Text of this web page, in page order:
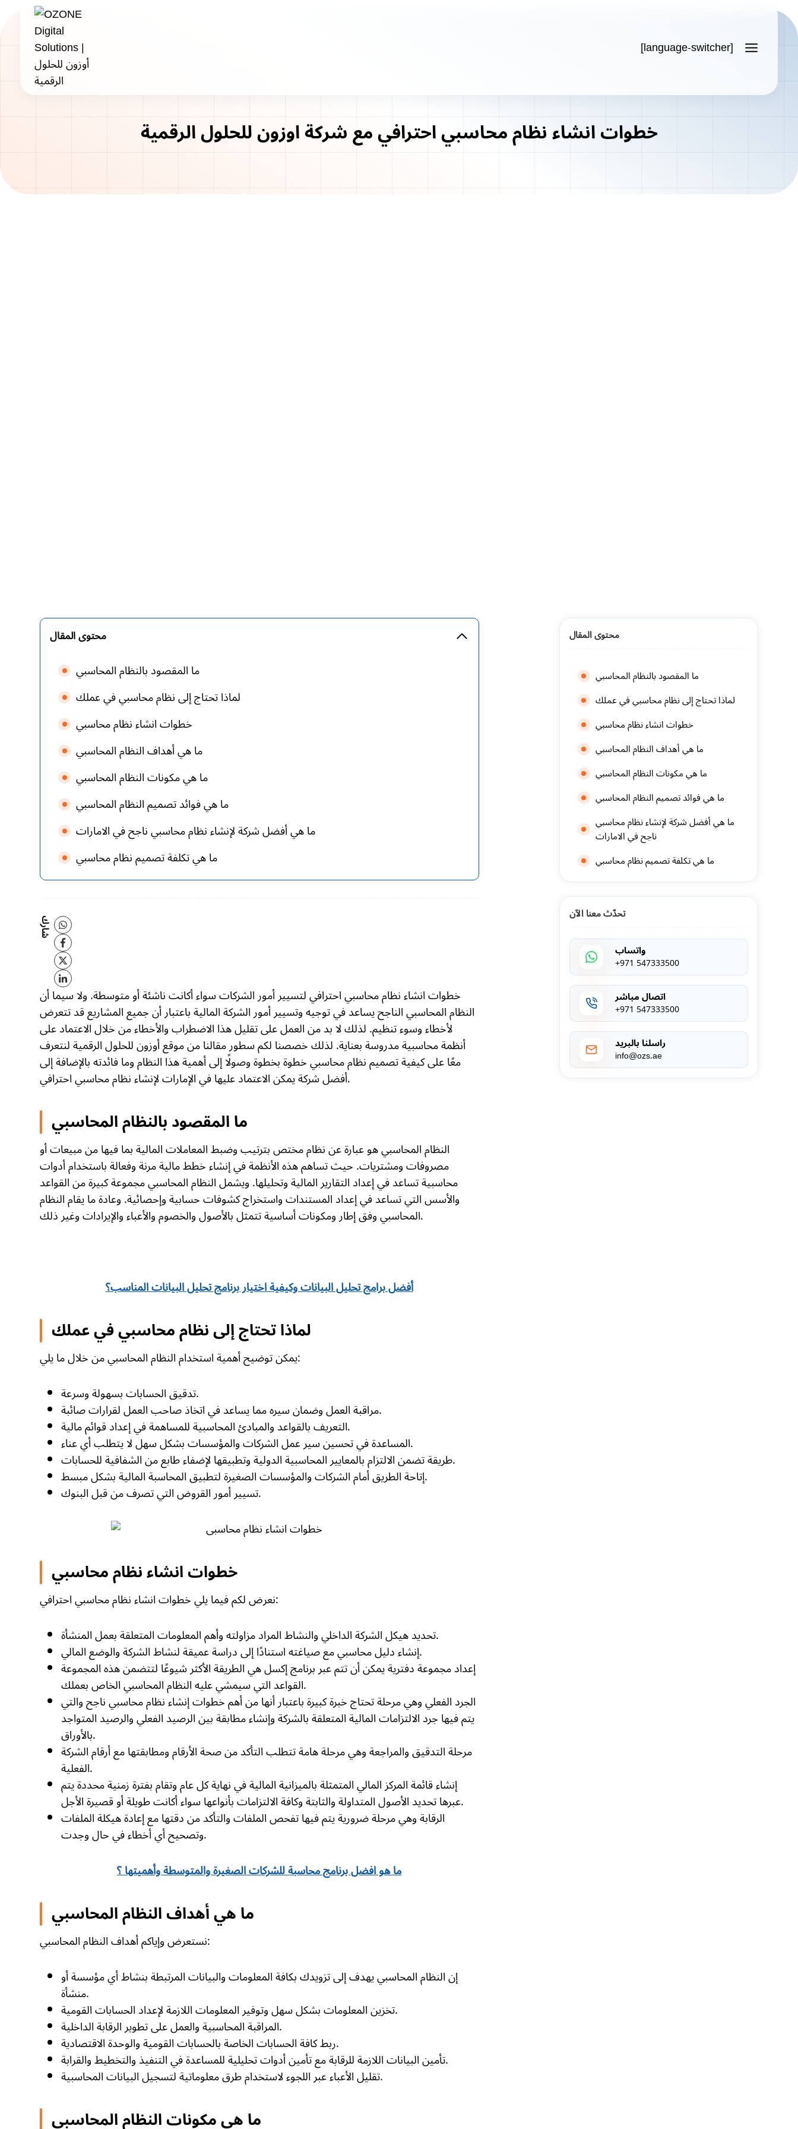
content [language-switcher]
خطوات انشاء نظام محاسبي احترافي مع شركة اوزون للحلول الرقمية
محتوى المقال
ما المقصود بالنظام المحاسبي
لماذا تحتاج إلى نظام محاسبي في عملك
خطوات انشاء نظام محاسبي
ما هي أهداف النظام المحاسبي
ما هي مكونات النظام المحاسبي
ما هي فوائد تصميم النظام المحاسبي
ما هي أفضل شركة لإنشاء نظام محاسبي ناجح في الامارات
ما هي تكلفة تصميم نظام محاسبي
شارك
خطوات انشاء نظام محاسبي احترافي لتسيير أمور الشركات سواء أكانت ناشئة أو متوسطة. ولا سيما أن
النظام المحاسبي الناجح يساعد في توجيه وتسيير أمور الشركة المالية باعتبار أن جميع المشاريع قد تتعرض
لأخطاء وسوء تنظيم. لذلك لا بد من العمل على تقليل هذا الاضطراب والأخطاء من خلال الاعتماد على
أنظمة محاسبية مدروسة بعناية. لذلك خصصنا لكم سطور مقالنا من موقع أوزون للحلول الرقمية لنتعرف
معًا على كيفية تصميم نظام محاسبي خطوة بخطوة وصولًا إلى أهمية هذا النظام وما فائدته بالإضافة إلى
أفضل شركة يمكن الاعتماد عليها في الإمارات لإنشاء نظام محاسبي احترافي.
ما المقصود بالنظام المحاسبي
النظام المحاسبي هو عبارة عن نظام مختص بترتيب وضبط المعاملات المالية بما فيها من مبيعات أو
مصروفات ومشتريات. حيث تساهم هذه الأنظمة في إنشاء خطط مالية مرنة وفعالة باستخدام أدوات
محاسبية تساعد في إعداد التقارير المالية وتحليلها. ويشمل النظام المحاسبي مجموعة كبيرة من القواعد
والأسس التي تساعد في إعداد المستندات واستخراج كشوفات حسابية وإحصائية. وعادة ما يقام النظام
المحاسبي وفق إطار ومكونات أساسية تتمثل بالأصول والخصوم والأعباء والإيرادات وغير ذلك.
أفضل برامج تحليل البيانات وكيفية اختيار برنامج تحليل البيانات المناسب؟
لماذا تحتاج إلى نظام محاسبي في عملك
يمكن توضيح أهمية استخدام النظام المحاسبي من خلال ما يلي:
تدقيق الحسابات بسهولة وسرعة.
مراقبة العمل وضمان سيره مما يساعد في اتخاذ صاحب العمل لقرارات صائبة.
التعريف بالقواعد والمبادئ المحاسبية للمساهمة في إعداد قوائم مالية.
المساعدة في تحسين سير عمل الشركات والمؤسسات بشكل سهل لا يتطلب أي عناء.
طريقة تضمن الالتزام بالمعايير المحاسبية الدولية وتطبيقها لإضفاء طابع من الشفافية للحسابات.
إتاحة الطريق أمام الشركات والمؤسسات الصغيرة لتطبيق المحاسبة المالية بشكل مبسط.
تسيير أمور القروض التي تصرف من قبل البنوك.
خطوات انشاء نظام محاسبي
نعرض لكم فيما يلي خطوات انشاء نظام محاسبي احترافي:
تحديد هيكل الشركة الداخلي والنشاط المراد مزاولته وأهم المعلومات المتعلقة بعمل المنشأة.
إنشاء دليل محاسبي مع صياغته استنادًا إلى دراسة عميقة لنشاط الشركة والوضع المالي.
إعداد مجموعة دفترية يمكن أن تتم عبر برنامج إكسل هي الطريقة الأكثر شيوعًا لتتضمن هذه المجموعة
القواعد التي سيمشي عليه النظام المحاسبي الخاص بعملك.
الجرد الفعلي وهي مرحلة تحتاج خبرة كبيرة باعتبار أنها من أهم خطوات إنشاء نظام محاسبي ناجح والتي
يتم فيها جرد الالتزامات المالية المتعلقة بالشركة وإنشاء مطابقة بين الرصيد الفعلي والرصيد المتواجد
بالأوراق.
مرحلة التدقيق والمراجعة وهي مرحلة هامة تتطلب التأكد من صحة الأرقام ومطابقتها مع أرقام الشركة
الفعلية.
إنشاء قائمة المركز المالي المتمثلة بالميزانية المالية في نهاية كل عام وتقام بفترة زمنية محددة يتم
عبرها تحديد الأصول المتداولة والثابتة وكافة الالتزامات بأنواعها سواء أكانت طويلة أو قصيرة الأجل.
الرقابة وهي مرحلة ضرورية يتم فيها تفحص الملفات والتأكد من دقتها مع إعادة هيكلة الملفات
وتصحيح أي أخطاء في حال وجدت.
ما هو افضل برنامج محاسبة للشركات الصغيرة والمتوسطة وأهميتها ؟
ما هي أهداف النظام المحاسبي
نستعرض وإياكم أهداف النظام المحاسبي:
إن النظام المحاسبي يهدف إلى تزويدك بكافة المعلومات والبيانات المرتبطة بنشاط أي مؤسسة أو
منشأة.
تخزين المعلومات بشكل سهل وتوفير المعلومات اللازمة لإعداد الحسابات القومية.
المراقبة المحاسبية والعمل على تطوير الرقابة الداخلية.
ربط كافة الحسابات الخاصة بالحسابات القومية والوحدة الاقتصادية.
تأمين البيانات اللازمة للرقابة مع تأمين أدوات تحليلية للمساعدة في التنفيذ والتخطيط والقرابة.
تقليل الأعباء عبر اللجوء لاستخدام طرق معلوماتية لتسجيل البيانات المحاسبية.
ما هي مكونات النظام المحاسبي
محتوى المقال
ما المقصود بالنظام المحاسبي
لماذا تحتاج إلى نظام محاسبي في عملك
خطوات انشاء نظام محاسبي
ما هي أهداف النظام المحاسبي
ما هي مكونات النظام المحاسبي
ما هي فوائد تصميم النظام المحاسبي
ما هي أفضل شركة لإنشاء نظام محاسبي
ناجح في الامارات
ما هي تكلفة تصميم نظام محاسبي
تحدّث معنا الآن
واتساب
+971 547333500
اتصال مباشر
+971 547333500
راسلنا بالبريد
info@ozs.ae